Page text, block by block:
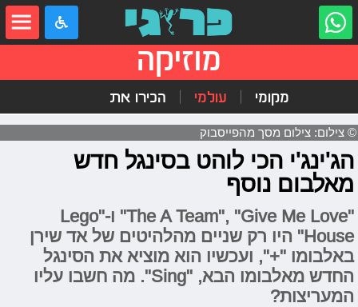
מוזיקה
מקומי עולמי הכירו את
© צילום: צילום מסך מהפייסבוק
הג'ינג'י הכי לוהט בסינגל חדש
מאלבום נוסף
"The A Team", "Give Me Love" ו-"Lego
House" היו רק שניים מהלהיטים של אד שירן
באלבומו "+", ועכשיו הוא מוציא את הסינגל
החדש מאלבומו הבא, "Sing". מה חשבו עליו
המעריצות?